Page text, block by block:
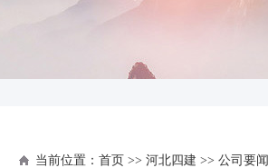
当前位置： 首页 >> 河北四建 >> 公司要闻